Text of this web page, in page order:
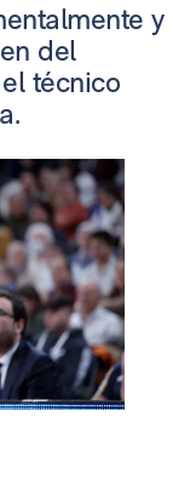
y
del
técnico